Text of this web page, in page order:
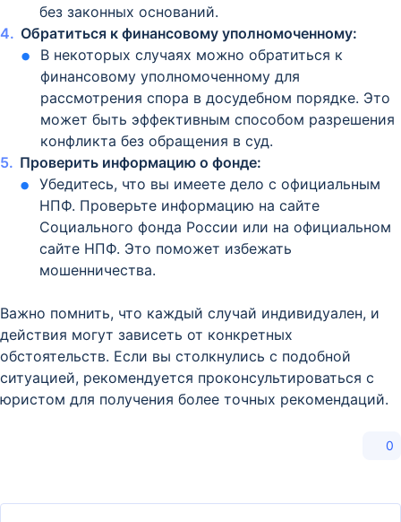
без законных оснований.
Обратиться к финансовому уполномоченному:
В некоторых случаях можно обратиться к
финансовому уполномоченному для
рассмотрения спора в досудебном порядке. Это
может быть эффективным способом разрешения
конфликта без обращения в суд.
Проверить информацию о фонде:
Убедитесь, что вы имеете дело с официальным
НПФ. Проверьте информацию на сайте
Социального фонда России или на официальном
сайте НПФ. Это поможет избежать
мошенничества.
Важно помнить, что каждый случай индивидуален, и
действия могут зависеть от конкретных
обстоятельств. Если вы столкнулись с подобной
ситуацией, рекомендуется проконсультироваться с
юристом для получения более точных рекомендаций.
0